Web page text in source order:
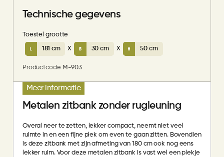
Technische gegevens
Toestel grootte
181 cm X 30 cm X 50 cm
Productcode M-903
Meer informatie
Metalen zitbank zonder rugleuning
Overal neer te zetten, lekker compact, neemt niet veel
ruimte in en een fijne plek om even te gaan zitten. Bovendien
is deze zitbank met zijn afmeting van 180 cm ook nog eens
lekker ruim. Voor deze metalen zitbank is vast wel een plekje